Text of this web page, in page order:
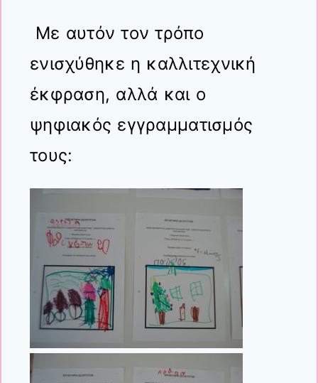
Με αυτόν τον τρόπο
ενισχύθηκε η καλλιτεχνική
έκφραση, αλλά και ο
ψηφιακός εγγραμματισμός
τους: